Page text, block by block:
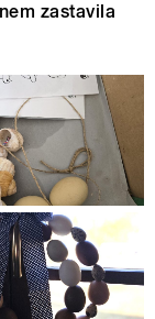
zastavila